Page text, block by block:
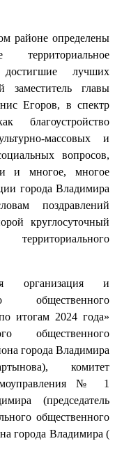
районе определены
лучших
заместитель главы
Егоров, в спектр
благоустройство
массовых и
вопросов,
и многое, многое
города Владимира
поздравлений
круглосуточный
организация и
общественного
итогам 2024 года»
общественного
города Владимира
комитет
№ 1
(председатель
общественного
города Владимира (